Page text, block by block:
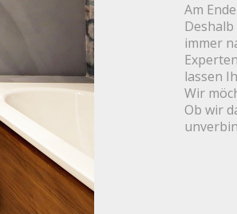
Am
immer
lassen
Wir
Ob wir